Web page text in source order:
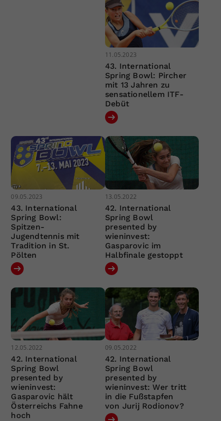
11.05.2023
43. International
Spring Bowl: Pircher
mit 13 Jahren zu
sensationellem ITF-
Debüt
09.05.2023
43. International
Spring Bowl:
Spitzen-
Jugendtennis mit
Tradition in St.
Pölten
13.05.2022
42. International
Spring Bowl
presented by
wieninvest:
Gasparovic im
Halbfinale gestoppt
12.05.2022
42. International
Spring Bowl
presented by
wieninvest:
Gasparovic hält
Österreichs Fahne
hoch
09.05.2022
42. International
Spring Bowl
presented by
wieninvest: Wer tritt
in die Fußstapfen
von Jurij Rodionov?